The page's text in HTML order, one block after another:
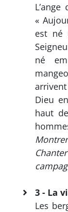
«
est né
né
Dieu
haut
3 - La
Les